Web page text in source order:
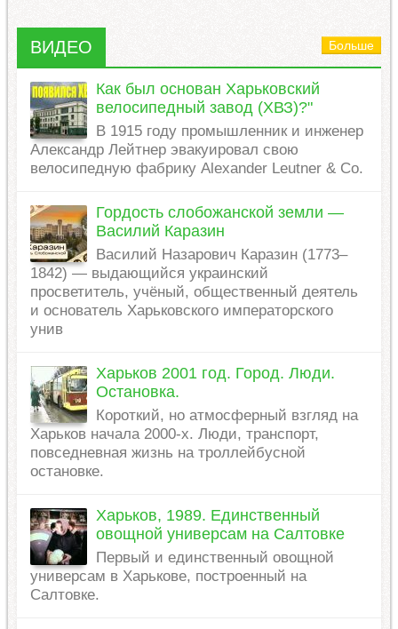
ВИДЕО Больше
Как был основан Харьковский
велосипедный завод (ХВЗ)?"
В 1915 году промышленник и инженер
Александр Лейтнер эвакуировал свою
велосипедную фабрику Alexander Leutner & Co.
Гордость слобожанской земли —
Василий Каразин
Василий Назарович Каразин (1773–
1842) — выдающийся украинский
просветитель, учёный, общественный деятель
и основатель Харьковского императорского
унив
Харьков 2001 год. Город. Люди.
Остановка.
Короткий, но атмосферный взгляд на
Харьков начала 2000-х. Люди, транспорт,
повседневная жизнь на троллейбусной
остановке.
Харьков, 1989. Единственный
овощной универсам на Салтовке
Первый и единственный овощной
универсам в Харькове, построенный на
Салтовке.